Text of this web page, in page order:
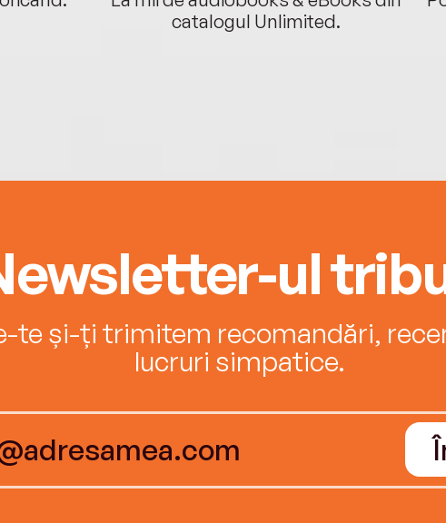
catalogul Unlimited.
ul
te și-ți trimitem recomandări,
lucruri simpatice.